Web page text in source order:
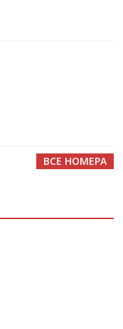
ВСЕ НОМЕРА